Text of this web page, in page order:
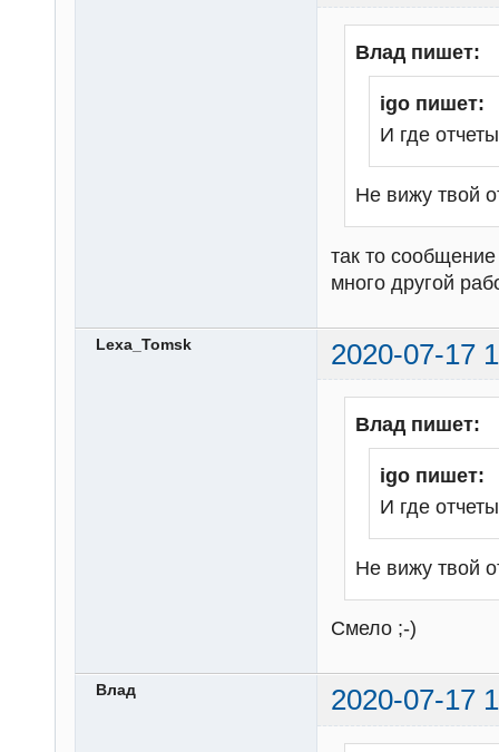
Влад пишет:
igo пишет:
И где
Не вижу твой
так то
много другой
Lexa_Tomsk 2020-07-17
Влад пишет:
igo пишет:
И где
Не вижу твой
Смело ;-)
Влад 2020-07-17